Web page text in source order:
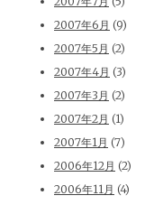
2007年6月 (9)
2007年5月 (2)
2007年4月 (3)
2007年3月 (2)
2007年2月 (1)
2007年1月 (7)
2006年12月 (2)
2006年11月 (4)